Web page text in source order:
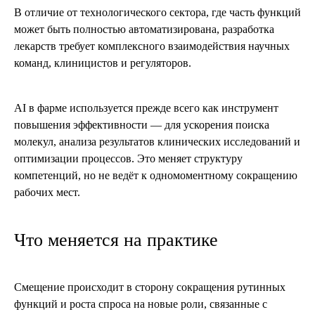
В отличие от технологического сектора, где часть функций
может быть полностью автоматизирована, разработка
лекарств требует комплексного взаимодействия научных
команд, клиницистов и регуляторов.
AI в фарме используется прежде всего как инструмент
повышения эффективности — для ускорения поиска
молекул, анализа результатов клинических исследований и
оптимизации процессов. Это меняет структуру
компетенций, но не ведёт к одномоментному сокращению
рабочих мест.
Что меняется на практике
Смещение происходит в сторону сокращения рутинных
функций и роста спроса на новые роли, связанные с